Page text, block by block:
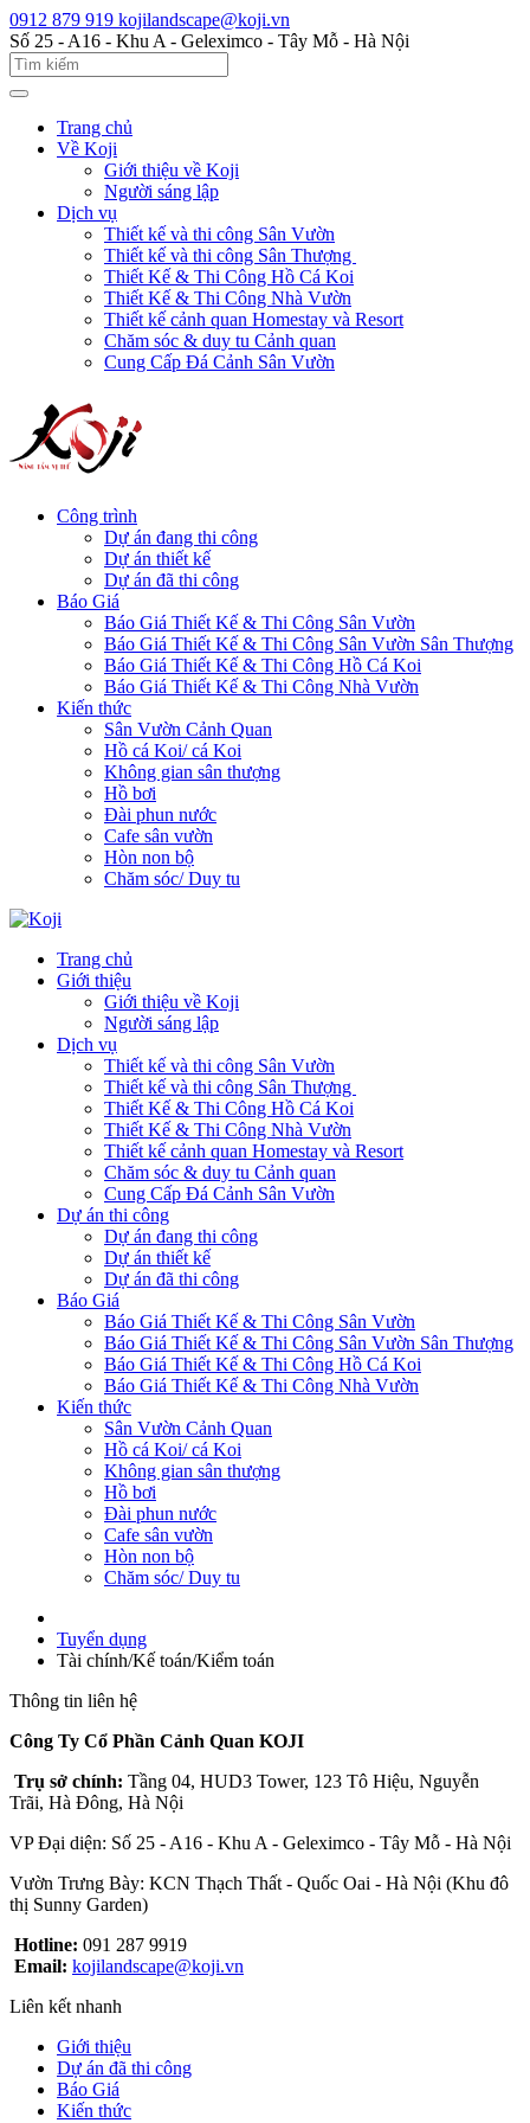
0912 879 919 kojilandscape@koji.vn
Số 25 - A16 - Khu A - Geleximco - Tây Mỗ - Hà Nội
Trang chủ
Về Koji
Giới thiệu về Koji
Người sáng lập
Dịch vụ
Thiết kế và thi công Sân Vườn
Thiết kế và thi công Sân Thượng
Thiết Kế & Thi Công Hồ Cá Koi
Thiết Kế & Thi Công Nhà Vườn
Thiết kế cảnh quan Homestay và Resort
Chăm sóc & duy tu Cảnh quan
Cung Cấp Đá Cảnh Sân Vườn
Công trình
Dự án đang thi công
Dự án thiết kế
Dự án đã thi công
Báo Giá
Báo Giá Thiết Kế & Thi Công Sân Vườn
Báo Giá Thiết Kế & Thi Công Sân Vườn Sân Thượng
Báo Giá Thiết Kế & Thi Công Hồ Cá Koi
Báo Giá Thiết Kế & Thi Công Nhà Vườn
Kiến thức
Sân Vườn Cảnh Quan
Hồ cá Koi/ cá Koi
Không gian sân thượng
Hồ bơi
Đài phun nước
Cafe sân vườn
Hòn non bộ
Chăm sóc/ Duy tu
Trang chủ
Giới thiệu
Giới thiệu về Koji
Người sáng lập
Dịch vụ
Thiết kế và thi công Sân Vườn
Thiết kế và thi công Sân Thượng
Thiết Kế & Thi Công Hồ Cá Koi
Thiết Kế & Thi Công Nhà Vườn
Thiết kế cảnh quan Homestay và Resort
Chăm sóc & duy tu Cảnh quan
Cung Cấp Đá Cảnh Sân Vườn
Dự án thi công
Dự án đang thi công
Dự án thiết kế
Dự án đã thi công
Báo Giá
Báo Giá Thiết Kế & Thi Công Sân Vườn
Báo Giá Thiết Kế & Thi Công Sân Vườn Sân Thượng
Báo Giá Thiết Kế & Thi Công Hồ Cá Koi
Báo Giá Thiết Kế & Thi Công Nhà Vườn
Kiến thức
Sân Vườn Cảnh Quan
Hồ cá Koi/ cá Koi
Không gian sân thượng
Hồ bơi
Đài phun nước
Cafe sân vườn
Hòn non bộ
Chăm sóc/ Duy tu
Tuyển dụng
Tài chính/Kế toán/Kiểm toán
Thông tin liên hệ
Công Ty Cổ Phần Cảnh Quan KOJI
Trụ sở chính: Tầng 04, HUD3 Tower, 123 Tô Hiệu, Nguyễn
Trãi, Hà Đông, Hà Nội
VP Đại diện: Số 25 - A16 - Khu A - Geleximco - Tây Mỗ - Hà Nội
Vườn Trưng Bày: KCN Thạch Thất - Quốc Oai - Hà Nội (Khu đô
thị Sunny Garden)
Hotline: 091 287 9919
Email: kojilandscape@koji.vn
Liên kết nhanh
Giới thiệu
Dự án đã thi công
Báo Giá
Kiến thức